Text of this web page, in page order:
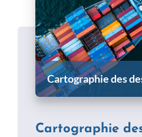
Cartographie des
Cartographie